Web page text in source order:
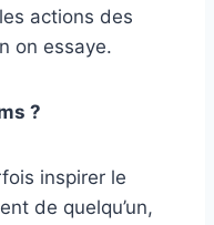
actions des
on essaye.
?
inspirer le
de quelqu’un,